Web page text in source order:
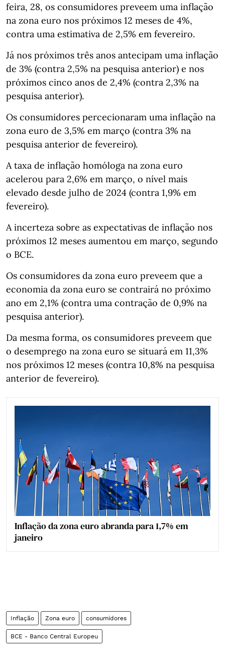
feira, 28, os consumidores preveem uma inflação
na zona euro nos próximos 12 meses de 4%,
contra uma estimativa de 2,5% em fevereiro.
Já nos próximos três anos antecipam uma inflação
de 3% (contra 2,5% na pesquisa anterior) e nos
próximos cinco anos de 2,4% (contra 2,3% na
pesquisa anterior).
Os consumidores percecionaram uma inflação na
zona euro de 3,5% em março (contra 3% na
pesquisa anterior de fevereiro).
A taxa de inflação homóloga na zona euro
acelerou para 2,6% em março, o nível mais
elevado desde julho de 2024 (contra 1,9% em
fevereiro).
A incerteza sobre as expectativas de inflação nos
próximos 12 meses aumentou em março, segundo
o BCE.
Os consumidores da zona euro preveem que a
economia da zona euro se contrairá no próximo
ano em 2,1% (contra uma contração de 0,9% na
pesquisa anterior).
Da mesma forma, os consumidores preveem que
o desemprego na zona euro se situará em 11,3%
nos próximos 12 meses (contra 10,8% na pesquisa
anterior de fevereiro).
Inflação da zona euro abranda para 1,7% em
janeiro
Inflação Zona euro consumidores
BCE - Banco Central Europeu